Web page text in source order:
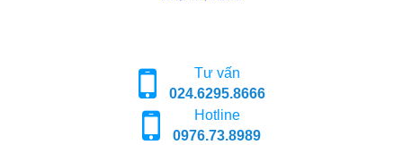
Tư vấn
024.6295.8666
Hotline
0976.73.8989